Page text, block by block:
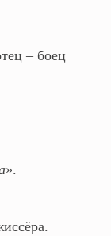
– боец
.